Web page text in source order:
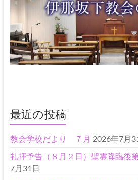
最近の投稿
教会学校だより ７月 2026年7月
礼拝予告（８月２日）聖霊降臨後
7月31日